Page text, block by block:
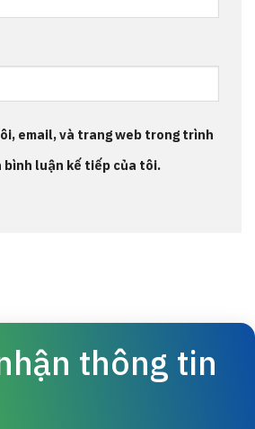
email, và trang web trong trình
bình luận kế tiếp của tôi.
thông tin